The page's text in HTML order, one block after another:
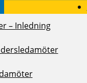
– Inledning